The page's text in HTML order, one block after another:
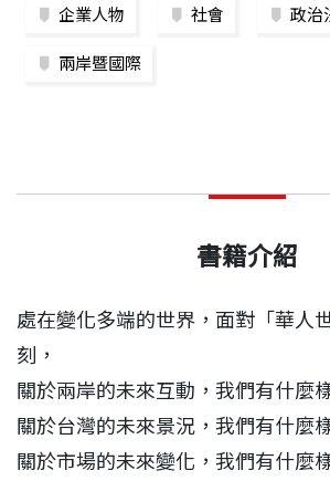
企業人物 社會 政治
兩岸暨國際
書籍介紹
處在變化多端的世界，面對「華人
刻，
關於兩岸的未來互動，我們有什麼
關於台灣的未來景況，我們有什麼
關於市場的未來變化，我們有什麼